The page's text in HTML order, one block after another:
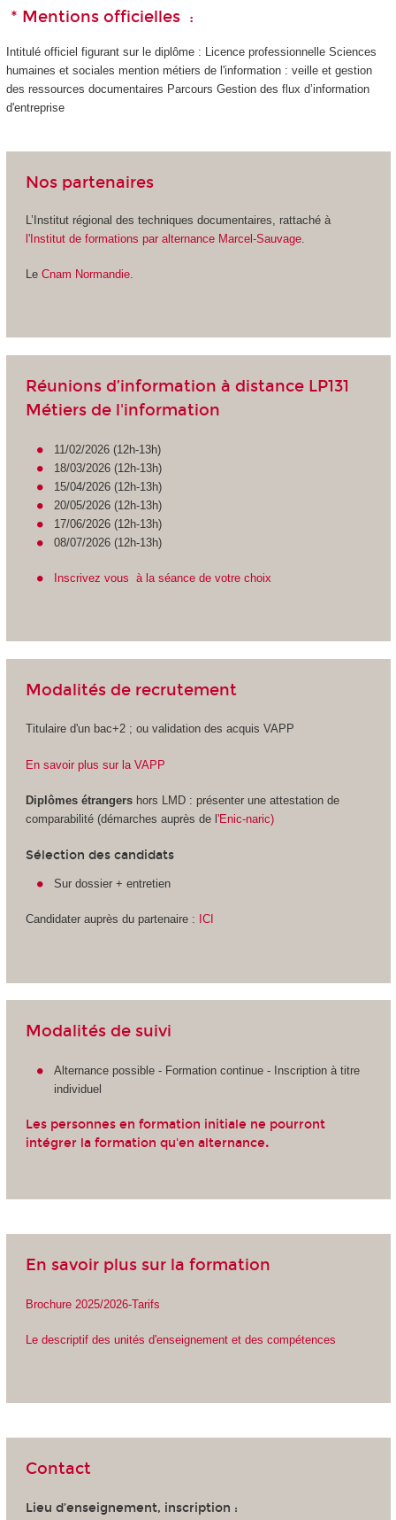
* Mentions officielles :
Intitulé officiel figurant sur le diplôme : Licence professionnelle Sciences
humaines et sociales mention métiers de l'information : veille et gestion
des ressources documentaires Parcours Gestion des flux d’information
d'entreprise
Nos partenaires
L’Institut régional des techniques documentaires, rattaché à
l'Institut de formations par alternance Marcel-Sauvage.
Le Cnam Normandie.
Réunions d’information à distance LP131
Métiers de l'information
11/02/2026 (12h-13h)
18/03/2026 (12h-13h)
15/04/2026 (12h-13h)
20/05/2026 (12h-13h)
17/06/2026 (12h-13h)
08/07/2026 (12h-13h)
Inscrivez vous à la séance de votre choix
Modalités de recrutement
Titulaire d'un bac+2 ; ou validation des acquis VAPP
En savoir plus sur la VAPP
Diplômes étrangershors LMD: présenter une attestation de
comparabilité (démarches auprès de l 'Enic-naric)
Sélection des candidats
Sur dossier + entretien
Candidater auprès du partenaire : ICI
Modalités de suivi
Alternance possible - Formation continue - Inscription à titre
individuel
Les personnes en formation initiale ne pourront
intégrer la formation qu'en alternance.
En savoir plus sur la formation
Brochure 2025/2026-Tarifs
Le descriptif des unités d'enseignement et des compétences
Contact
Lieu d’enseignement, inscription :